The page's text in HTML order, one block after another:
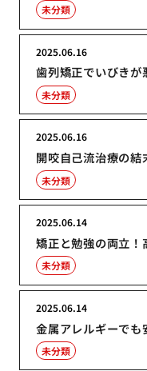
未分類
歯列矯正でいびきが
2025.06.16
未分類
開咬自己流治療の結
2025.06.16
未分類
矯正と勉強の両立！
2025.06.14
未分類
金属アレルギーでも
2025.06.14
未分類